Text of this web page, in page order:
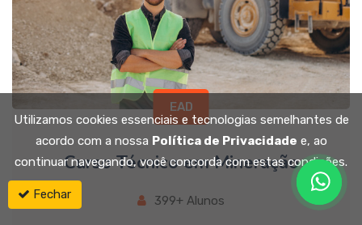
EAD
Curso Técnico em Mineração
399+ Alunos
Utilizamos cookies essenciais e tecnologias semelhantes de
acordo com a nossa Política de Privacidade e, ao
continuar navegando, você concorda com estas condições.
Fechar